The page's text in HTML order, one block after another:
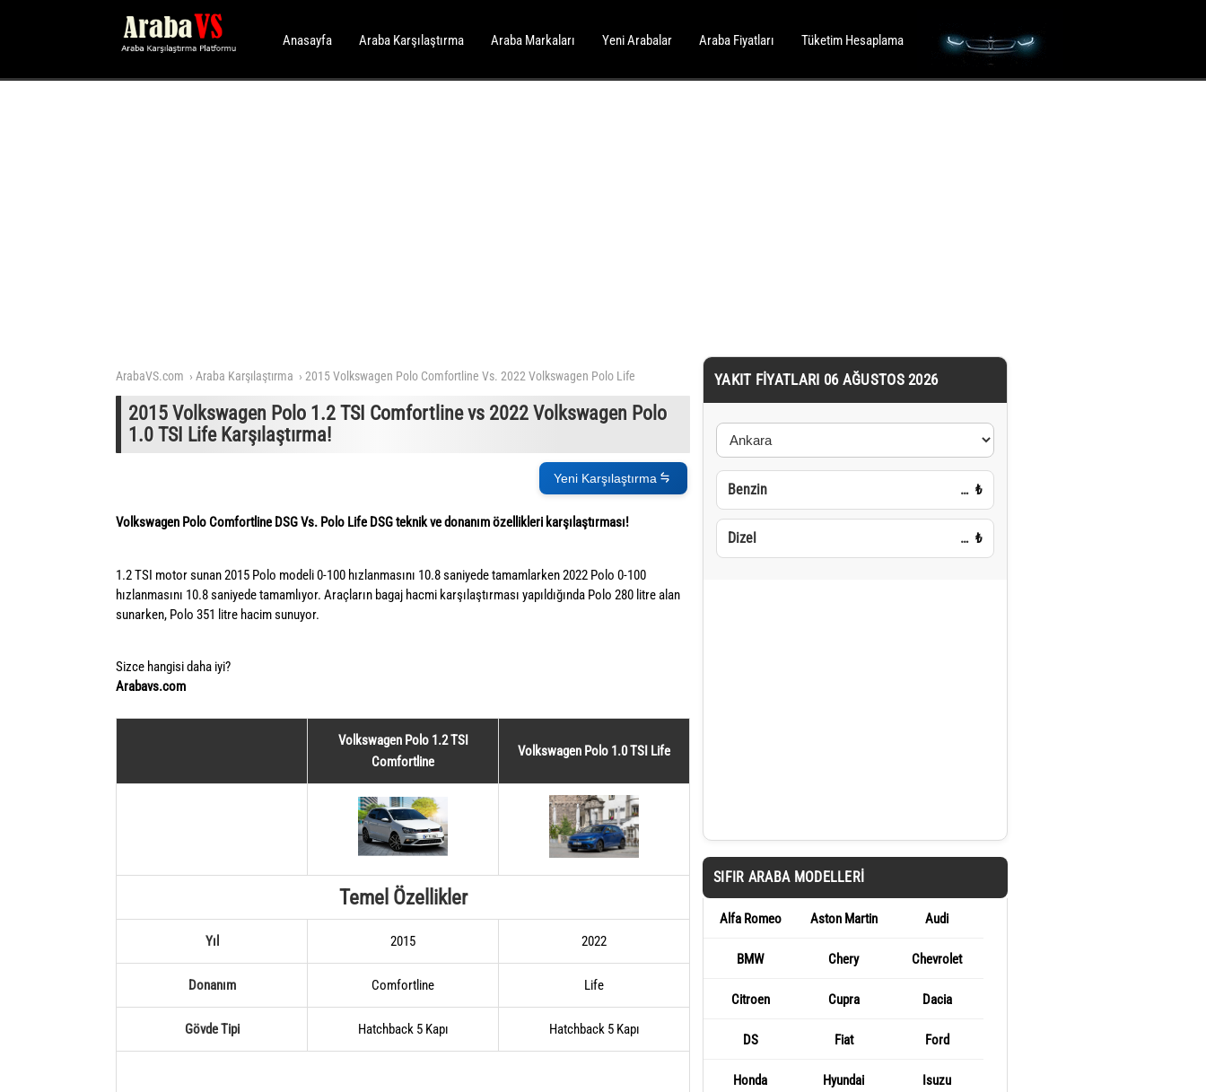
Anasayfa Araba Karşılaştırma Araba Markaları Yeni Arabalar Araba Fiyatları Tüketim Hesaplama
ArabaVS.com Araba Karşılaştırma 2015 Volkswagen Polo Comfortline Vs. 2022 Volkswagen Polo Life
2015 Volkswagen Polo 1.2 TSI Comfortline vs 2022 Volkswagen Polo
1.0 TSI Life Karşılaştırma!
Yeni Karşılaştırma
Volkswagen Polo Comfortline DSG Vs. Polo Life DSG teknik ve donanım özellikleri karşılaştırması!
1.2 TSI motor sunan 2015 Polo modeli 0-100 hızlanmasını 10.8 saniyede tamamlarken 2022 Polo 0-100
hızlanmasını 10.8 saniyede tamamlıyor. Araçların bagaj hacmi karşılaştırması yapıldığında Polo 280 litre alan
sunarken, Polo 351 litre hacim sunuyor.
Sizce hangisi daha iyi?
Arabavs.com
Volkswagen Polo 1.2 TSI
Comfortline
Volkswagen Polo 1.0 TSI Life
Temel Özellikler
Yıl 2015 2022
Donanım Comfortline Life
Gövde Tipi Hatchback 5 Kapı Hatchback 5 Kapı
YAKIT FIYATLARI 06 AĞUSTOS 2026
Benzin … ₺
Dizel … ₺
SIFIR ARABA MODELLERI
Alfa Romeo Aston Martin Audi
BMW Chery Chevrolet
Citroen Cupra Dacia
DS Fiat Ford
Honda Hyundai Isuzu